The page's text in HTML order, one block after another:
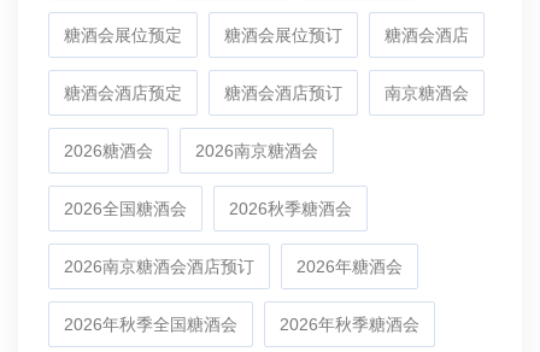
糖酒会展位预定 糖酒会展位预订 糖酒会酒店
糖酒会酒店预定 糖酒会酒店预订 南京糖酒会
2026糖酒会 2026南京糖酒会
2026全国糖酒会 2026秋季糖酒会
2026南京糖酒会酒店预订 2026年糖酒会
2026年秋季全国糖酒会 2026年秋季糖酒会